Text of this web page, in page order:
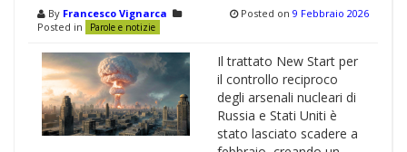
By Francesco Vignarca
Posted in
Parole e notizie
Posted on 9 Febbraio 2026
Il trattato New Start per
il controllo reciproco
degli arsenali nucleari di
Russia e Stati Uniti è
stato lasciato scadere a